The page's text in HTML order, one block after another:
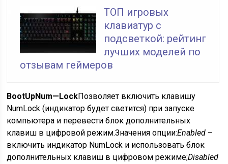
ТОП игровых
клавиатур с
подсветкой: рейтинг
лучших моделей по
отзывам геймеров
BootUpNum—LockПозволяет включить клавишу
NumLock (индикатор будет светится) при запуске
компьютера и перевести блок дополнительных
клавиш в цифровой режим.Значения опции:Enabled –
включить индикатор NumLock и использовать блок
дополнительных клавиш в цифровом режиме;Disabled